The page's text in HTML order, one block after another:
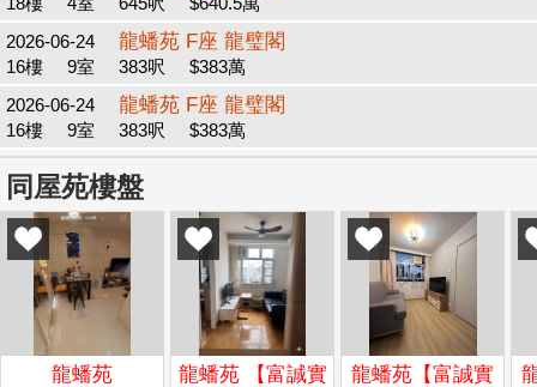
2026-06-24
龍蟠苑 F座 龍璧閣
16樓 9室 383呎
$383萬
2026-06-24
龍蟠苑 F座 龍璧閣
16樓 9室 383呎 $383萬
同屋苑樓盤
龍蟠苑 龍蟠苑 【富誠實 龍蟠苑【富誠實